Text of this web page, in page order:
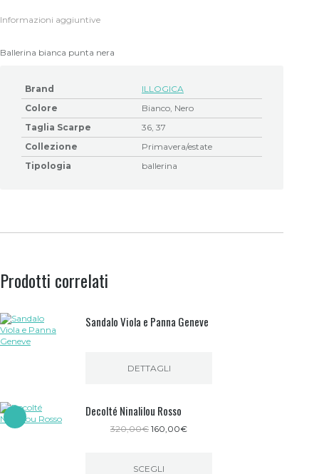
Informazioni aggiuntive
Ballerina bianca punta nera
Brand
ILLOGICA
Colore
Bianco, Nero
Taglia Scarpe
36, 37
Collezione
Primavera/estate
Tipologia
ballerina
Prodotti correlati
Sandalo Viola e Panna Geneve
DETTAGLI
Decolté Ninalilou Rosso
320,00€ Il160,00€Il
SCEGLI